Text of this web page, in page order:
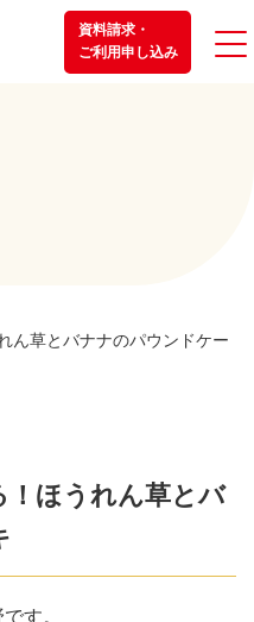
資料請求・
ご利用申し込み
ん草とバナナのパウンドケー
ほうれん草とバ
す。